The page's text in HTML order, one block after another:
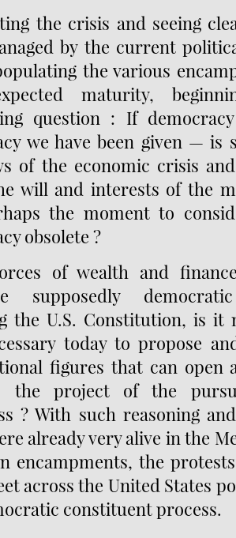
the crisis and seeing
by the current
the various
maturity,
question : If
we have been given — is
of the economic crisis
will and interests of the
the moment to
obsolete ?
of wealth and
supposedly
the U.S. Constitution, is it
today to propose
figures that can open
the project of the
? With such reasoning
already very alive in the
encampments, the
across the United States
constituent process.